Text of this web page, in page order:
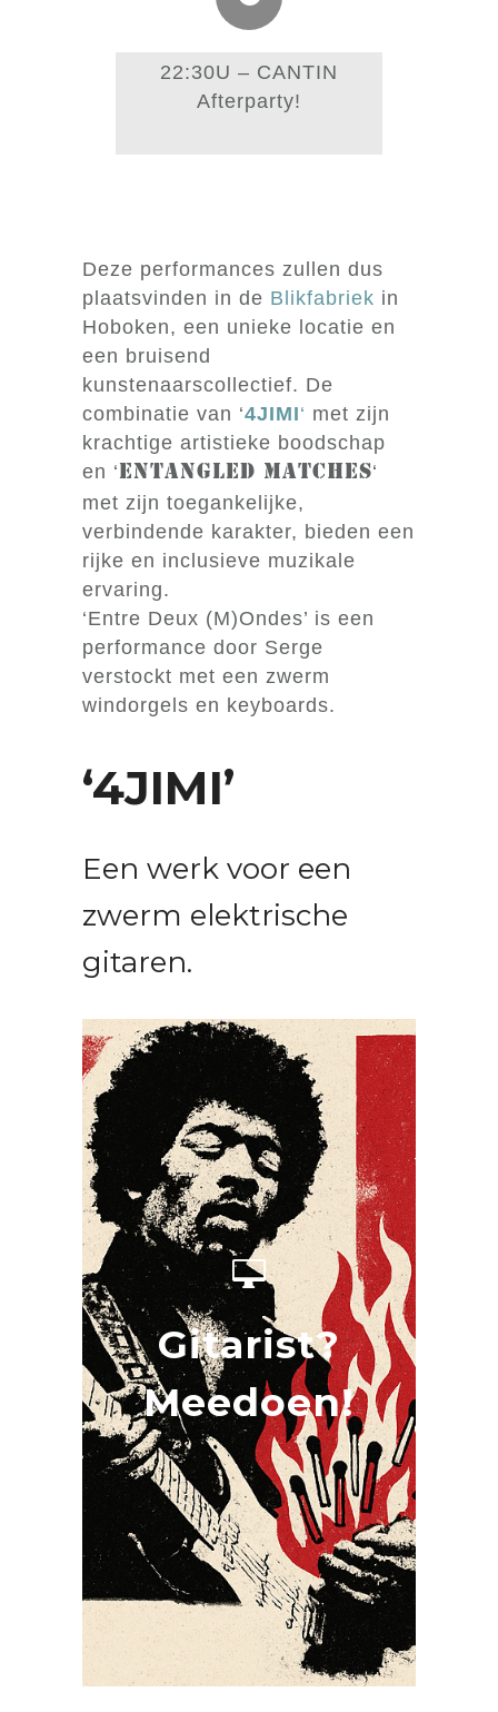
22:30U – CANTIN
Afterparty!
Deze performances zullen dus
plaatsvinden in de Blikfabriek in
Hoboken, een unieke locatie en
een bruisend
kunstenaarscollectief. De
combinatie van ‘4JIMI‘ met zijn
krachtige artistieke boodschap
en ‘ENTANGLED MATCHES‘
met zijn toegankelijke,
verbindende karakter, bieden een
rijke en inclusieve muzikale
ervaring.
‘Entre Deux (M)Ondes’ is een
performance door Serge
verstockt met een zwerm
windorgels en keyboards.
‘4JIMI’
Een werk voor een
zwerm elektrische
gitaren.
Gitarist?
Meedoen!